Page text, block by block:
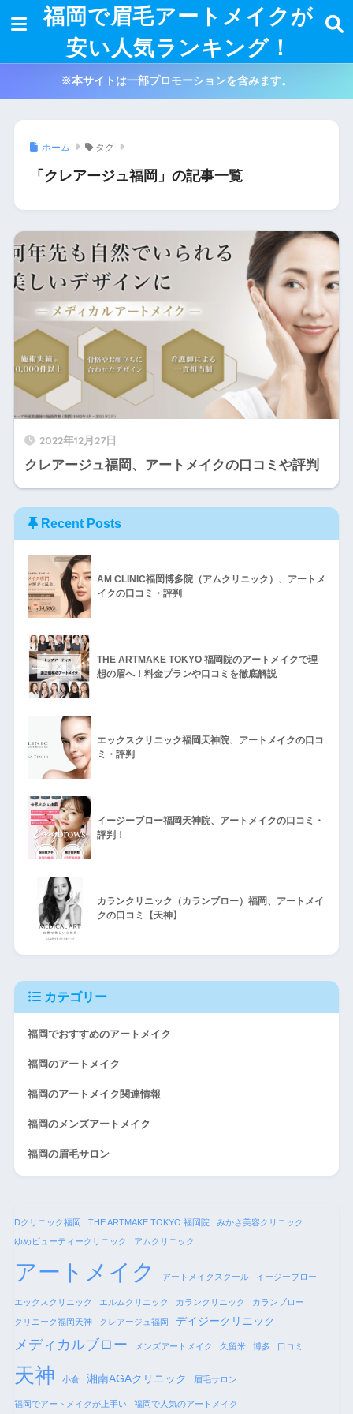
福岡で眉毛アートメイクが
安い人気ランキング！
※本サイトは一部プロモーションを含みます。
ホーム タグ
「クレアージュ福岡」の記事一覧
2022年12月27日
クレアージュ福岡、アートメイクの口コミや評判
Recent Posts
AM CLINIC福岡博多院（アムクリニック）、アートメ
イクの口コミ・評判
THE ARTMAKE TOKYO 福岡院のアートメイクで理
想の眉へ！料金プランや口コミを徹底解説
エックスクリニック福岡天神院、アートメイクの口コ
ミ・評判
イージーブロー福岡天神院、アートメイクの口コミ・
評判！
カランクリニック（カランブロー）福岡、アートメイ
クの口コミ【天神】
カテゴリー
福岡でおすすめのアートメイク
福岡のアートメイク
福岡のアートメイク関連情報
福岡のメンズアートメイク
福岡の眉毛サロン
Dクリニック福岡 THE ARTMAKE TOKYO 福岡院
みかさ美容クリニック
ゆめビューティークリニック
アムクリニック
アートメイク アートメイクスクール イージーブロー
エックスクリニック エルムクリニック カランクリニック カランブロー
クリニーク福岡天神 クレアージュ福岡 デイジークリニック
メディカルブロー メンズアートメイク 久留米 博多 口コミ
天神 小倉 湘南AGAクリニック 眉毛サロン
福岡でアートメイクが上手い 福岡で人気のアートメイク